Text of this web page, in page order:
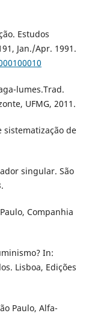
Estudos
Jan./Apr. 1991.
lumes.Trad.
UFMG, 2011.
sistematização de
singular. São
Companhia
In:
Lisboa, Edições
Paulo, Alfa-